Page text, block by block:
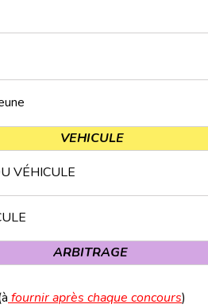
VEHICULE
VÉHICULE
ARBITRAGE
fournir après chaque concours)